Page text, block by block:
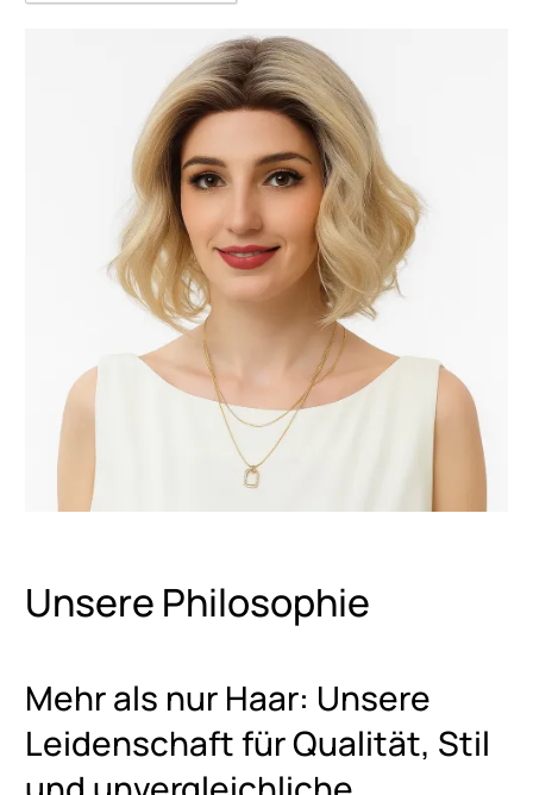
Unsere Philosophie
Mehr als nur Haar: Unsere
Leidenschaft für Qualität, Stil